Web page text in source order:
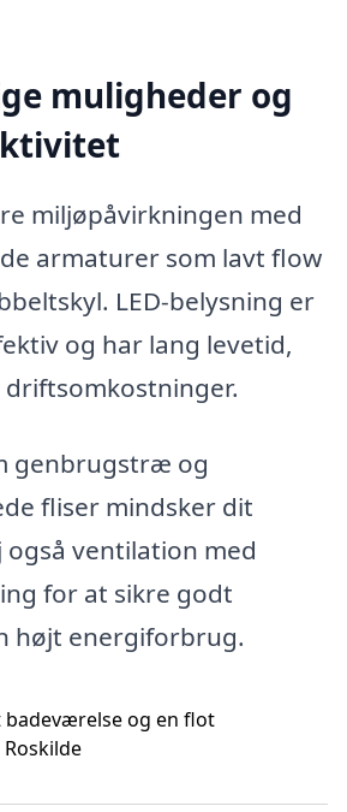
muligheder og
miljøpåvirkningen med
armaturer som lavt flow
LED-belysning er
og har lang levetid,
genbrugstræ og
fliser mindsker dit
ventilation med
for at sikre godt
højt energiforbrug.
badeværelse og en flot